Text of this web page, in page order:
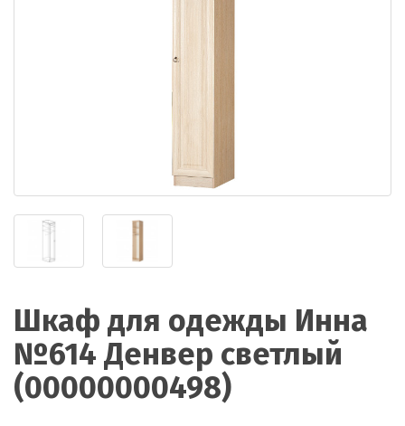
Шкаф для одежды Инна
№614 Денвер светлый
(00000000498)